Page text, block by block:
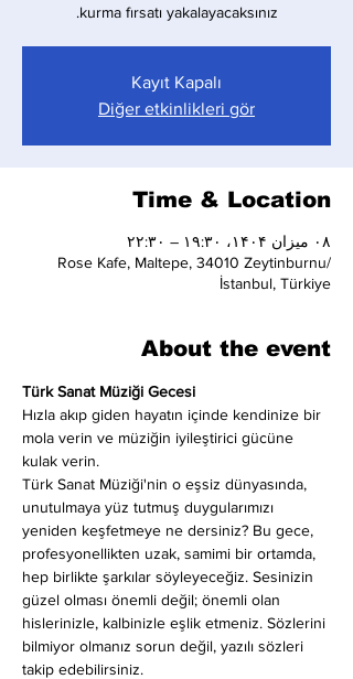
kurma fırsatı yakalayacaksınız.
Kayıt Kapalı
Diğer etkinlikleri gör
Time & Location
۰۸ میزان ۱۴۰۴، ۱۹:۳۰ – ۲۲:۳۰
Rose Kafe, Maltepe, 34010 Zeytinburnu/
İstanbul, Türkiye
About the event
Türk Sanat Müziği Gecesi
Hızla akıp giden hayatın içinde kendinize bir
mola verin ve müziğin iyileştirici gücüne
kulak verin.
Türk Sanat Müziği'nin o eşsiz dünyasında,
unutulmaya yüz tutmuş duygularımızı
yeniden keşfetmeye ne dersiniz? Bu gece,
profesyonellikten uzak, samimi bir ortamda,
hep birlikte şarkılar söyleyeceğiz. Sesinizin
güzel olması önemli değil; önemli olan
hislerinizle, kalbinizle eşlik etmeniz. Sözlerini
bilmiyor olmanız sorun değil, yazılı sözleri
takip edebilirsiniz.